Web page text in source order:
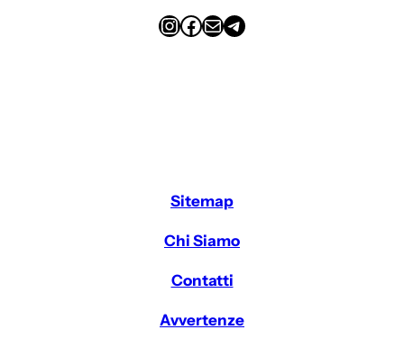
InstagramFacebook Email Telegram
Sitemap
Chi Siamo
Contatti
Avvertenze